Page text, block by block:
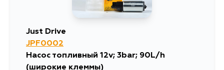
Just Drive
JPF0002
Насос топливный 12v; 3bar; 90L/h
(широкие клеммы)